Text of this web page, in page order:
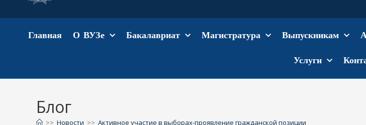
Главная О ВУЗе Бакалавриат Магистратура Выпускникам
Услуги
Блог
>> Новости >> Активное участие в выборах-проявление гражданской позиции